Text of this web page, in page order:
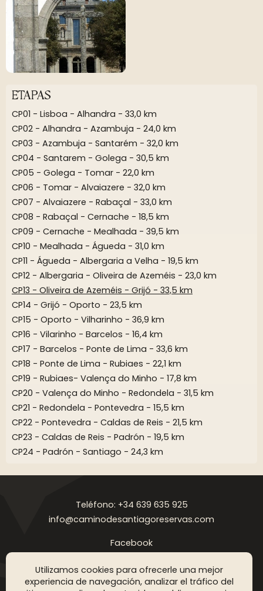
Utilizamos cookies para ofrecerle una mejor
experiencia de navegación, analizar el tráfico del
ETAPAS
CP01 - Lisboa - Alhandra - 33,0 km
CP02 - Alhandra - Azambuja - 24,0 km
CP03 - Azambuja - Santarém - 32,0 km
CP04 - Santarem - Golega - 30,5 km
CP05 - Golega - Tomar - 22,0 km
CP06 - Tomar - Alvaiazere - 32,0 km
CP07 - Alvaiazere - Rabaçal - 33,0 km
CP08 - Rabaçal - Cernache - 18,5 km
CP09 - Cernache - Mealhada - 39,5 km
CP10 - Mealhada - Águeda - 31,0 km
CP11 - Águeda - Albergaria a Velha - 19,5 km
CP12 - Albergaria - Oliveira de Azeméis - 23,0 km
CP13 - Oliveira de Azeméis - Grijó - 33,5 km
CP14 - Grijó - Oporto - 23,5 km
CP15 - Oporto - Vilharinho - 36,9 km
CP16 - Vilarinho - Barcelos - 16,4 km
CP17 - Barcelos - Ponte de Lima - 33,6 km
CP18 - Ponte de Lima - Rubiaes - 22,1 km
CP19 - Rubiaes- Valença do Minho - 17,8 km
CP20 - Valença do Minho - Redondela - 31,5 km
CP21 - Redondela - Pontevedra - 15,5 km
CP22 - Pontevedra - Caldas de Reis - 21,5 km
CP23 - Caldas de Reis - Padrón - 19,5 km
CP24 - Padrón - Santiago - 24,3 km
Teléfono: +34 639 635 925
info@caminodesantiagoreservas.com
Facebook
Aviso legal Política de privacidad Política de cookies FAQ Blog